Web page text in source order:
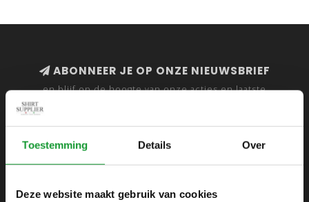
Toestemming Details Over
Deze website maakt gebruik van cookies
ABONNEER JE OP ONZE NIEUWSBRIEF
en blijf op de hoogte van onze acties en laatste
SHIRTSUPPLIER.NL